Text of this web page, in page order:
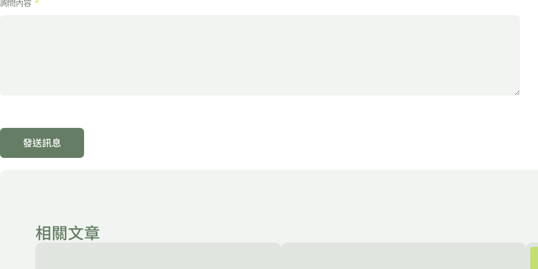
詢問內容
發送訊息
相關文章